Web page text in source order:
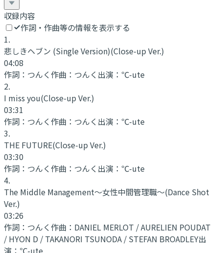
収録内容
作詞・作曲等の情報を表示する
1.
悲しきヘブン (Single Version)(Close-up Ver.)
04:08
作詞： つんく作曲： つんく 出演： ℃-ute
2.
I miss you(Close-up Ver.)
03:31
作詞： つんく作曲： つんく 出演： ℃-ute
3.
THE FUTURE(Close-up Ver.)
03:30
作詞： つんく作曲： つんく 出演： ℃-ute
4.
The Middle Management〜女性中間管理職〜(Dance Shot
Ver.)
03:26
作詞： つんく作曲： DANIEL MERLOT / AURELIEN POUDAT
/ HYON D / TAKANORI TSUNODA / STEFAN BROADLEY出
演： ℃-ute